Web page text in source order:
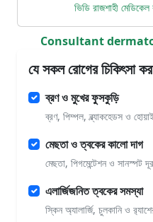
ভিডি রাজশাহী
Consultant
যে সকল রোগের চিকিৎসা
ব্রণ ও মুখের ফুসকুড়ি
ব্রণ, পিম্পল, ব্ল্যাকহেডস ও
মেছতা ও ত্বকের কালো দাগ
মেছতা, পিগমেন্টেশন ও সানস্পট
এলার্জিজনিত ত্বকের সমস্যা
স্কিন অ্যালার্জি, চুলকানি ও